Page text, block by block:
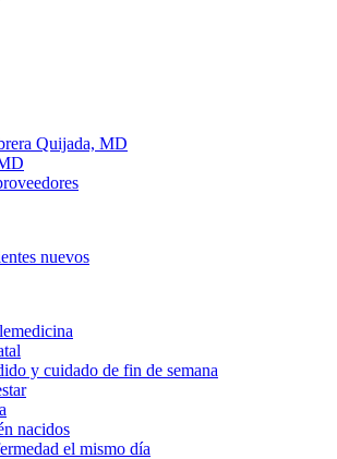
Quijada, MD
nuevos
y cuidado de fin de semana
nacidos
el mismo día